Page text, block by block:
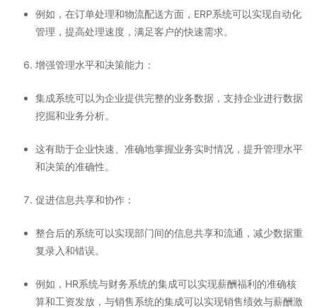
例如，在订单处理和物流配送方面，ERP系统可以实现自动化
管理，提高处理速度，满足客户的快速需求。
增强管理水平和决策能力 ：
集成系统可以为企业提供完整的业务数据，支持企业进行数据
挖掘和业务分析。
这有助于企业快速、准确地掌握业务实时情况，提升管理水平
和决策的准确性。
促进信息共享和协作 ：
整合后的系统可以实现部门间的信息共享和流通，减少数据重
复录入和错误。
例如，HR系统与财务系统的集成可以实现薪酬福利的准确核
算和工资发放，与销售系统的集成可以实现销售绩效与薪酬激